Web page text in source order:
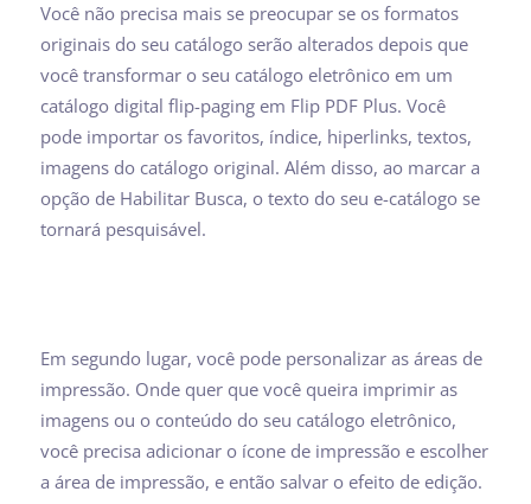
Você não precisa mais se preocupar se os formatos
originais do seu catálogo serão alterados depois que
você transformar o seu catálogo eletrônico em um
catálogo digital flip-paging em Flip PDF Plus. Você
pode importar os favoritos, índice, hiperlinks, textos,
imagens do catálogo original. Além disso, ao marcar a
opção de Habilitar Busca, o texto do seu e-catálogo se
tornará pesquisável.
Em segundo lugar, você pode personalizar as áreas de
impressão. Onde quer que você queira imprimir as
imagens ou o conteúdo do seu catálogo eletrônico,
você precisa adicionar o ícone de impressão e escolher
a área de impressão, e então salvar o efeito de edição.